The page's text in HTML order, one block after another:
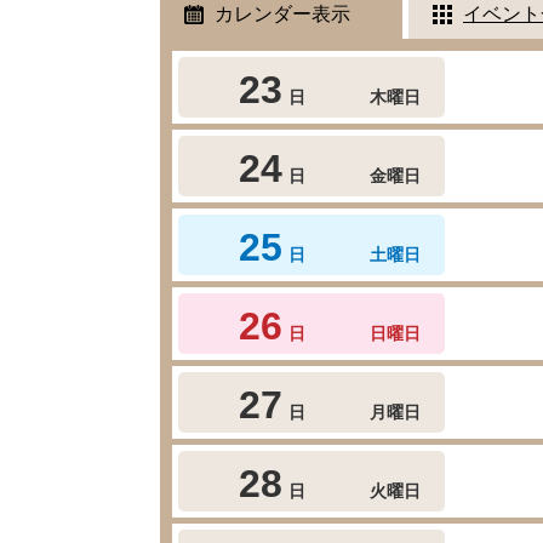
カレンダー表示 イベン
23 日 木曜日
24 日 金曜日
25 日 土曜日
26 日 日曜日
27 日 月曜日
28 日 火曜日